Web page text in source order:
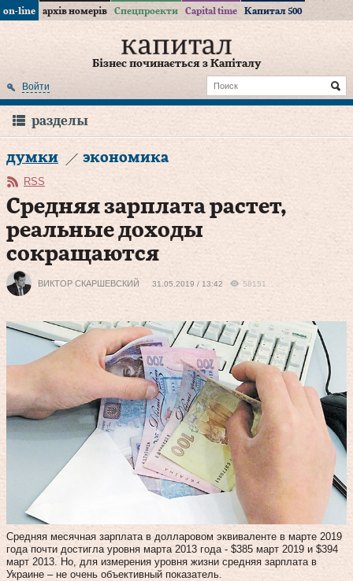
on-line архів номерів Спецпроекти Capital time Капитал 500
Бізнес починається з Капіталу
Войти
разделы
думки экономика
RSS
Средняя зарплата растет,
реальные доходы
сокращаются
ВИКТОР СКАРШЕВСКИЙ 31.05.2019 / 13:42 58151
Средняя месячная зарплата в долларовом эквиваленте в марте 2019
года почти достигла уровня марта 2013 года - $385 март 2019 и $394
март 2013. Но, для измерения уровня жизни средняя зарплата в
Украине – не очень объективный показатель.